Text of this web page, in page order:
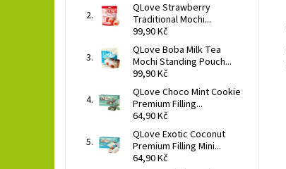
QLove Strawberry
Traditional Mochi...
99,90 Kč
QLove Boba Milk Tea
Mochi Standing Pouch...
99,90 Kč
QLove Choco Mint Cookie
Premium Filling...
64,90 Kč
QLove Exotic Coconut
Premium Filling Mini...
64,90 Kč